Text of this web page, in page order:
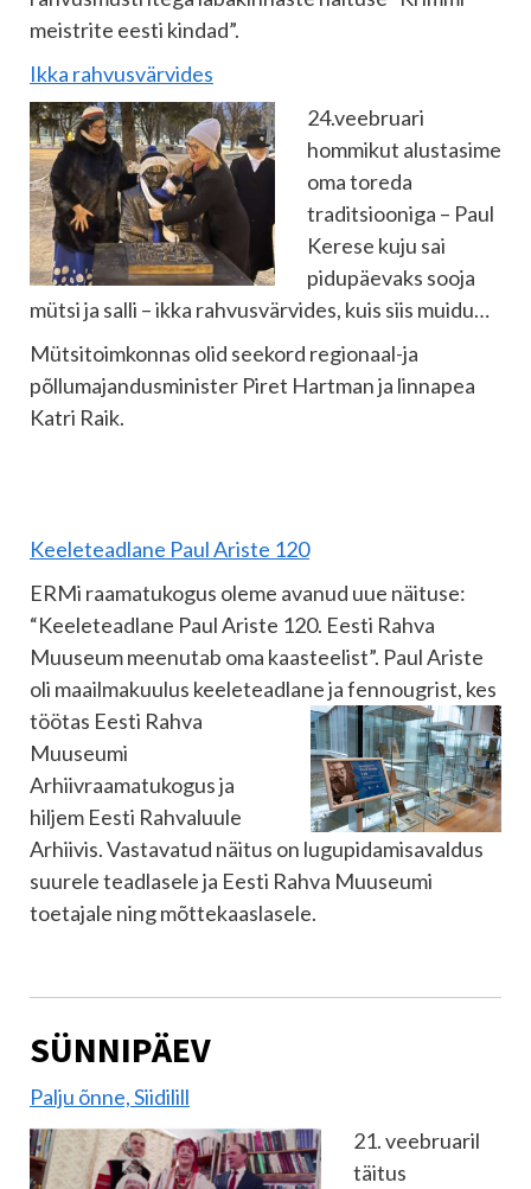
meistrite eesti kindad”.
Ikka rahvusvärvides
24.veebruari
hommikut alustasime
oma toreda
traditsiooniga – Paul
Kerese kuju sai
pidupäevaks sooja
mütsi ja salli – ikka rahvusvärvides, kuis siis muidu…
Mütsitoimkonnas olid seekord regionaal-ja
põllumajandusminister Piret Hartman ja linnapea
Katri Raik.
Keeleteadlane Paul Ariste 120
ERMi raamatukogus oleme avanud uue näituse:
“Keeleteadlane Paul Ariste 120. Eesti Rahva
Muuseum meenutab oma kaasteelist”. Paul Ariste
oli maailmakuulus keeleteadlane jafennougrist, kes
töötas Eesti Rahva
Muuseumi
Arhiivraamatukogus ja
hiljem Eesti Rahvaluule
Arhiivis. Vastavatud näitus on lugupidamisavaldus
suurele teadlasele ja Eesti Rahva Muuseumi
toetajale ning mõttekaaslasele.
SÜNNIPÄEV
Palju õnne, Siidilill
21. veebruaril
täitus